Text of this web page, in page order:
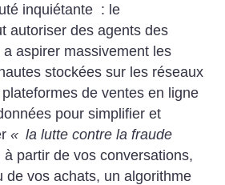
inquiétante : le
autoriser des agents des
aspirer massivement les
stockées sur les réseaux
de ventes en ligne
pour simplifier et
« la lutte contre la fraude
à partir de vos conversations,
de vos achats, un algorithme